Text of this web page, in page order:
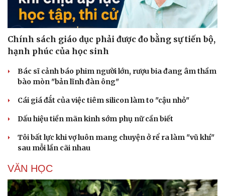
Chính sách giáo dục phải được đo bằng sự tiến bộ,
hạnh phúc của học sinh
Bác sĩ cảnh báo phim người lớn, rượu bia đang âm thầm
bào mòn "bản lĩnh đàn ông"
Cái giá đắt của việc tiêm silicon làm to "cậu nhỏ"
Dấu hiệu tiền mãn kinh sớm phụ nữ cần biết
Tôi bất lực khi vợ luôn mang chuyện ở rể ra làm "vũ khí"
sau mỗi lần cãi nhau
VĂN HỌC